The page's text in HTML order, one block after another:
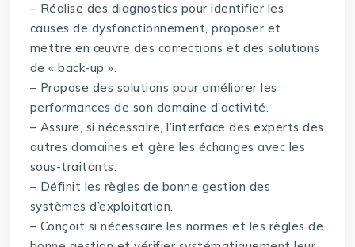
– Réalise des diagnostics pour identifier les
causes de dysfonctionnement, proposer et
mettre en œuvre des corrections et des solutions
de « back-up ».
– Propose des solutions pour améliorer les
performances de son domaine d’activité.
– Assure, si nécessaire, l’interface des experts des
autres domaines et gère les échanges avec les
sous-traitants.
– Définit les règles de bonne gestion des
systèmes d’exploitation.
– Conçoit si nécessaire les normes et les règles de